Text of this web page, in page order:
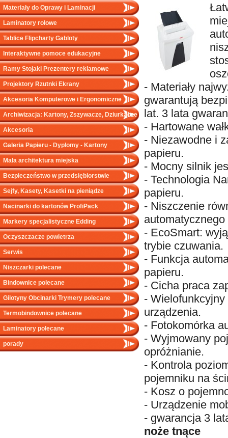
Materiały do Oprawy i Laminacji
Laminatory rolowe
Tablice Flipcharty Gabloty
Interaktywne pomoce edukacyjne
Ramy Stojaki Prezentery reklamowe
Projektory Rzutnki Ekrany
Akcesoria Komputerowe i Ergonomiczne
Archiwizacja: Kartony, Zszywacze, Dziurkacze
Akcesoria
Galeria Papieru - Dyplomy - Kartony
Mała architektura miejska
Bezpieczeństwo w przedsiębiorstwie
Sejfy, Kasety, Kasetki na pieniądze
Nacinarki do kartonów ProfiPack
Markery specjalistyczne Edding
Oczyszczacze powietrza
Serwis
Niszczarki polecane
Bindownice polecane
Gilotyny Obcinarki Trymery polecane
Termobindownice polecane
Laminatory polecane
porady
- Materiały
gwarantują
lat. 3 lata
- Hartowane
- Niezawodne i
papieru.
- Mocny silnik
- Technologia
papieru.
- Niszczenie
- EcoSmart:
trybie czuwania.
- Funkcja
papieru.
- Cicha praca
-
urządzenia.
- Fotokomórka
- Wyjmowany
opróżnianie.
- Kontrola
pojemniku na
- Kosz o
- Urządzenie
- gwarancja 3
noże tnące